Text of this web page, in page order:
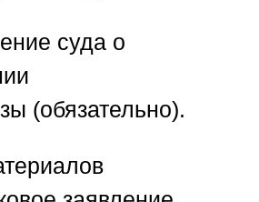
суда о
(обязательно).